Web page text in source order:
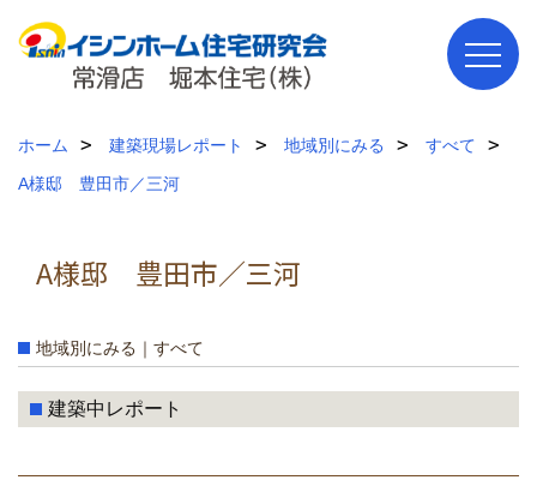
ホーム 建築現場レポート 地域別にみる
すべて
A様邸 豊田市／三河
A様邸 豊田市／三河
地域別にみる｜すべて
建築中レポート